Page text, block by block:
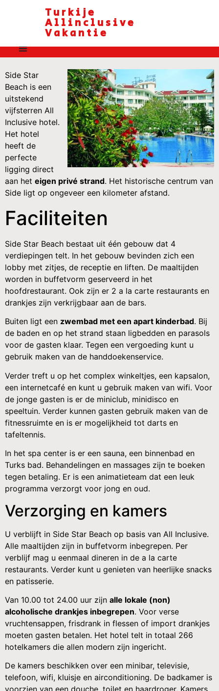
Turkije
Allinclusive
Vakantie
Side Star
Beach is een
uitstekend
vijfsterren All
Inclusive hotel.
Het hotel
heeft de
perfecte
ligging direct
aan het eigen privé strand. Het historische centrum van
Side ligt op ongeveer een kilometer afstand.
Faciliteiten
Side Star Beach bestaat uit één gebouw dat 4
verdiepingen telt. In het gebouw bevinden zich een
lobby met zitjes, de receptie en liften. De maaltijden
worden in buffetvorm geserveerd in het
hoofdrestaurant. Ook zijn er 2 a la carte restaurants en
drankjes zijn verkrijgbaar aan de bars.
Buiten ligt een zwembad met een apart kinderbad. Bij
de baden en op het strand staan ligbedden en parasols
voor de gasten klaar. Tegen een vergoeding kunt u
gebruik maken van de handdoekenservice.
Verder treft u op het complex winkeltjes, een kapsalon,
een internetcafé en kunt u gebruik maken van wifi. Voor
de jonge gasten is er de miniclub, minidisco en
speeltuin. Verder kunnen gasten gebruik maken van de
fitnessruimte en is er mogelijkheid tot darts en
tafeltennis.
In het spa center is er een sauna, een binnenbad en
Turks bad. Behandelingen en massages zijn te boeken
tegen betaling. Er is een animatieteam dat een leuk
programma verzorgt voor jong en oud.
Verzorging en kamers
U verblijft in Side Star Beach op basis van All Inclusive.
Alle maaltijden zijn in buffetvorm inbegrepen. Per
verblijf mag u eenmaal dineren in de a la carte
restaurants. Verder kunt u genieten van heerlijke snacks
en patisserie.
Van 10.00 tot 24.00 uur zijn alle lokale (non)
alcoholische drankjes inbegrepen. Voor verse
vruchtensappen, frisdrank in flessen of import drankjes
moeten gasten betalen. Het hotel telt in totaal 266
hotelkamers die allen modern zijn ingericht.
De kamers beschikken over een minibar, televisie,
telefoon, wifi, kluisje en airconditioning. De badkamer is